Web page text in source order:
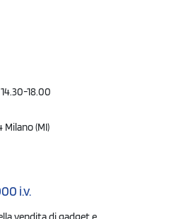
18.00
Milano (MI)
i.v.